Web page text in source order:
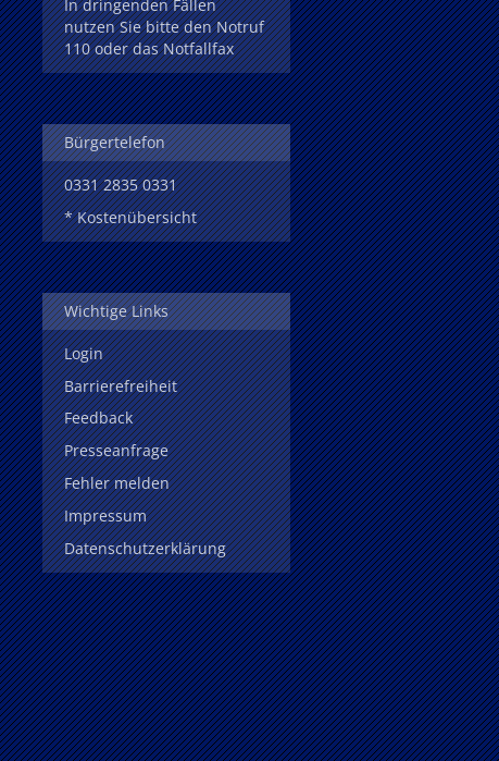
In dringenden Fällen
nutzen Sie bitte den Notruf
110 oder das Notfallfax
Bürgertelefon
0331 2835 0331
* Kostenübersicht
Wichtige Links
Login
Barrierefreiheit
Feedback
Presseanfrage
Fehler melden
Impressum
Datenschutzerklärung